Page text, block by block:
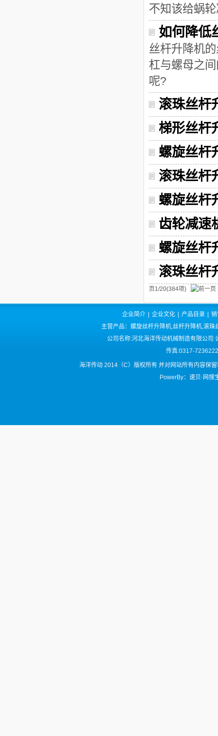
不知该给蜗
如何降低
丝杆升降机
杠与螺母之
呢?
滚珠丝杆
梯形丝杆
螺旋丝杆
滚珠丝杆
螺旋丝杆
齿轮减速
螺旋丝杆
滚珠丝杆
页1/20(384项)
企业简介 企业文化 产品目录
主营产品：螺旋丝杆升降机,丝杆升降机,滚
公司名称:河北海洋传动机械制造有限公
传真:0317-
海洋传动 2014（C）版权所有 并对网站所有内容保
PowerBy：速贝·网搜